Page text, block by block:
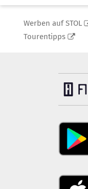
Werben auf STOL
Tourentipps